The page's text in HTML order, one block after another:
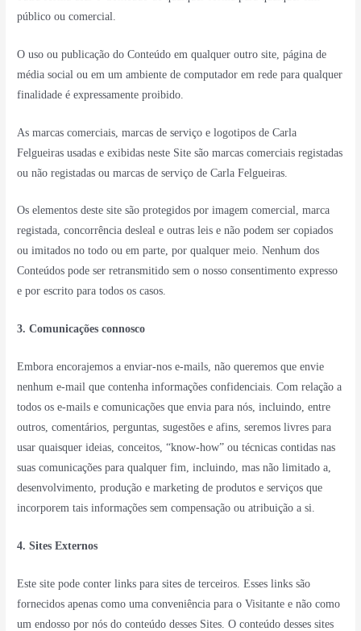
público ou comercial.
O uso ou publicação do Conteúdo em qualquer outro site, página de
média social ou em um ambiente de computador em rede para qualquer
finalidade é expressamente proibido.
As marcas comerciais, marcas de serviço e logotipos de Carla
Felgueiras usadas e exibidas neste Site são marcas comerciais registadas
ou não registadas ou marcas de serviço de Carla Felgueiras.
Os elementos deste site são protegidos por imagem comercial, marca
registada, concorrência desleal e outras leis e não podem ser copiados
ou imitados no todo ou em parte, por qualquer meio. Nenhum dos
Conteúdos pode ser retransmitido sem o nosso consentimento expresso
e por escrito para todos os casos.
3. Comunicações connosco
Embora encorajemos a enviar-nos e-mails, não queremos que envie
nenhum e-mail que contenha informações confidenciais. Com relação a
todos os e-mails e comunicações que envia para nós, incluindo, entre
outros, comentários, perguntas, sugestões e afins, seremos livres para
usar quaisquer ideias, conceitos, “know-how” ou técnicas contidas nas
suas comunicações para qualquer fim, incluindo, mas não limitado a,
desenvolvimento, produção e marketing de produtos e serviços que
incorporem tais informações sem compensação ou atribuição a si.
4. Sites Externos
Este site pode conter links para sites de terceiros. Esses links são
fornecidos apenas como uma conveniência para o Visitante e não como
um endosso por nós do conteúdo desses Sites. O conteúdo desses sites